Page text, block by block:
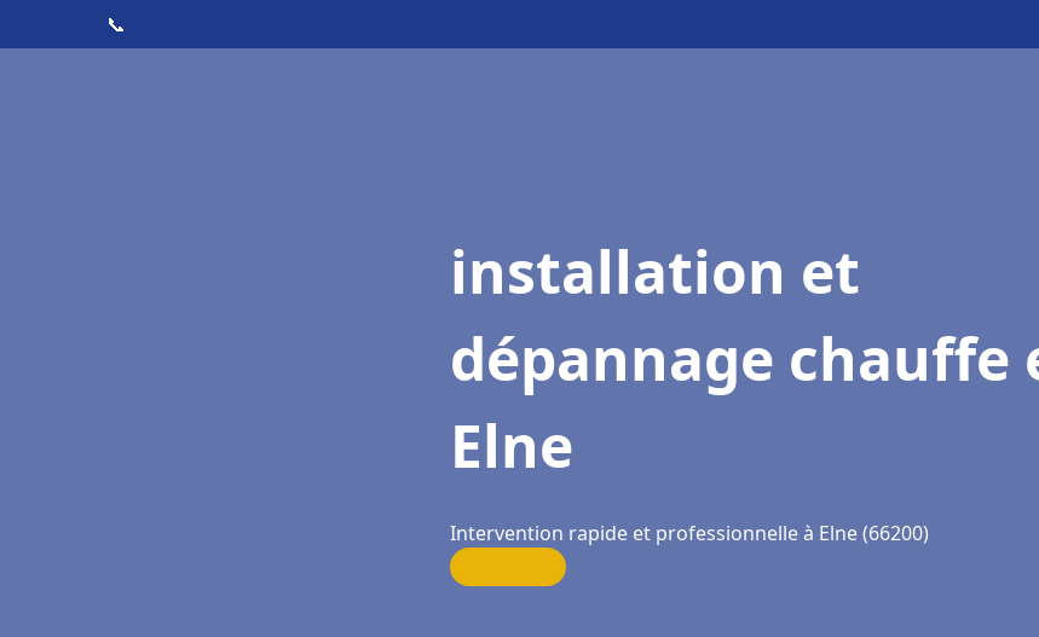
📞
installation et
dépannage chauffe
Elne
Intervention rapide et professionnelle à Elne (66200)